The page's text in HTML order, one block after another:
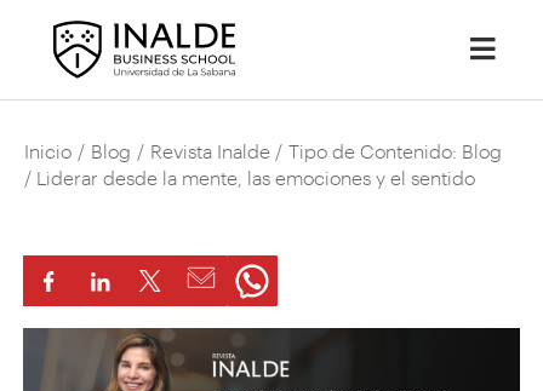
Inicio / Blog / Revista Inalde / Tipo de Contenido: Blog
/ Liderar desde la mente, las emociones y el sentido